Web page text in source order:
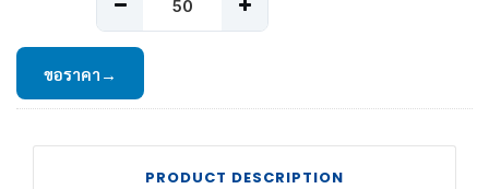
ขอราคา →
PRODUCT DESCRIPTION